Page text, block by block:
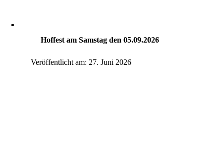
Hoffest am Samstag den 05.09.2026
Veröffentlicht am: 27. Juni 2026